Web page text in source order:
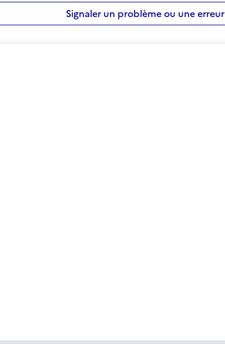
Signaler un problème ou une erreur